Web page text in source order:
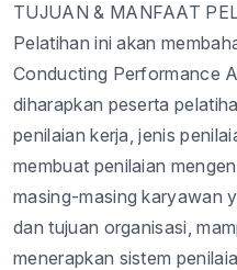
TUJUAN & MANFAAT
Pelatihan ini akan
Conducting Performance
diharapkan peserta
penilaian kerja, jenis
membuat penilaian
masing-masing karyawan
dan tujuan organisasi,
menerapkan sistem